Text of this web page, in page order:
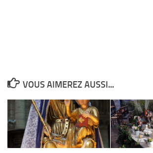
VOUS AIMEREZ AUSSI...